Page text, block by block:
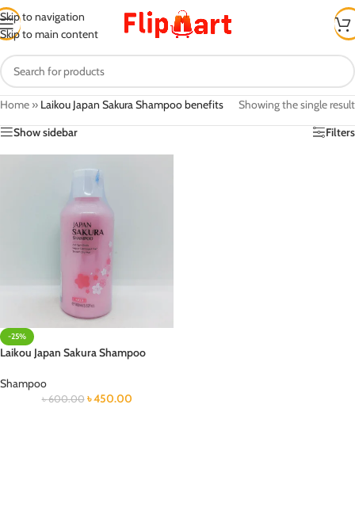
Skip to navigation
Skip to main content
Home » Laikou Japan Sakura Shampoo benefits
Showing the single result
Show sidebar
Filters
-25%
Laikou Japan Sakura Shampoo
Shampoo
৳600.00 ৳450.00